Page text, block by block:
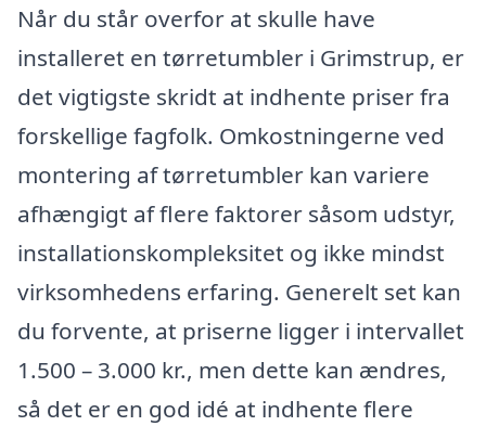
Når du står overfor at skulle have
installeret en tørretumbler i Grimstrup, er
det vigtigste skridt at indhente priser fra
forskellige fagfolk. Omkostningerne ved
montering af tørretumbler kan variere
afhængigt af flere faktorer såsom udstyr,
installationskompleksitet og ikke mindst
virksomhedens erfaring. Generelt set kan
du forvente, at priserne ligger i intervallet
1.500 – 3.000 kr., men dette kan ændres,
så det er en god idé at indhente flere